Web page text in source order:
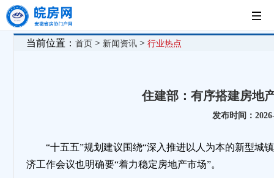
首
当前位置：首页 > 新闻资讯 >行业热点
住建部：有序搭建房地
发布时间：
“十五五”规划建议围绕“深入推进以人为本的新型城
济工作会议也明确要“着力稳定房地产市场”。